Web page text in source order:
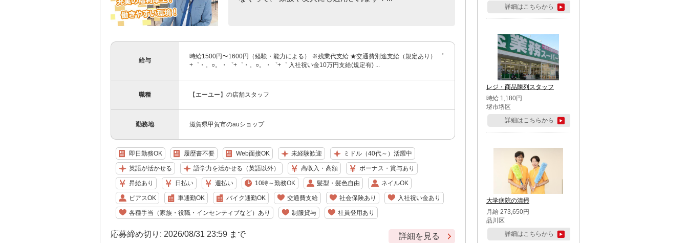
給与
時給1500円〜1600円（経験・能力による） ※残業代支給 ★交通費別途支給（規定あり） ゜
+゜・。○。・゜+゜・。○。・゜+゜ 入社祝い金10万円支給(規定有) ...
職種 【エーユー】の店舗スタッフ
勤務地 滋賀県甲賀市のauショップ
即日勤務OK 履歴書不要 Web面接OK 未経験歓迎 ミドル（40代～）活躍中
英語が活かせる 語学力を活かせる（英語以外） 高収入・高額 ボーナス・賞与あり
昇給あり 日払い 週払い 10時～勤務OK 髪型・髪色自由 ネイルOK
ピアスOK 車通勤OK バイク通勤OK 交通費支給 社会保険あり 入社祝い金あり
各種手当（家族・役職・インセンティブなど）あり 制服貸与 社員登用あり
応募締め切り: 2026/08/31 23:59 まで 詳細を見る
詳細はこちらから
レジ・商品陳列スタッフ
時給 1,180円
堺市堺区
詳細はこちらから
大学病院の清掃
月給 273,650円
品川区
詳細はこちらから